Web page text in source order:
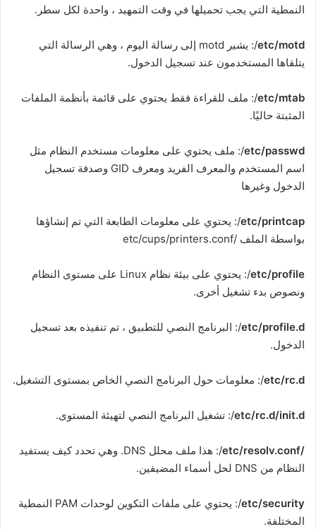
النمطية التي يجب تحميلها في وقت التمهيد ، واحدة لكل سطر.
etc/motd
/: يشير motd إلى رسالة اليوم ، وهي الرسالة التي
يتلقاها المستخدمون عند تسجيل الدخول.
etc/mtab/: ملف للقراءة فقط يحتوي على قائمة بأنظمة الملفات
المثبتة حاليًا.
etc/passwd/: ملف يحتوي على معلومات مستخدم النظام مثل
اسم المستخدم والمعرف الفريد ومعرف GID وصدفة تسجيل
الدخول وغيرها
etc/printcap/: يحتوي على معلومات الطابعة التي تم إنشاؤها
بواسطة الملف /etc/cups/printers.conf
etc/profile
/: يحتوي على بيئة نظام Linux على مستوى النظام
ونصوص بدء تشغيل أخرى.
etc/profile.d/: البرنامج النصي للتطبيق ، تم تنفيذه بعد تسجيل
الدخول.
etc/rc.d/: معلومات حول البرنامج النصي الخاص بمستوى التشغيل.
etc/rc.d/init.d/: تشغيل البرنامج النصي لتهيئة المستوى.
/etc/resolv.conf
/: هذا ملف محلل DNS. وهي تحدد كيف يستفيد
النظام من DNS لحل أسماء المضيفين.
etc/security
/: يحتوي على ملفات التكوين لوحدات PAM النمطية
المختلفة.